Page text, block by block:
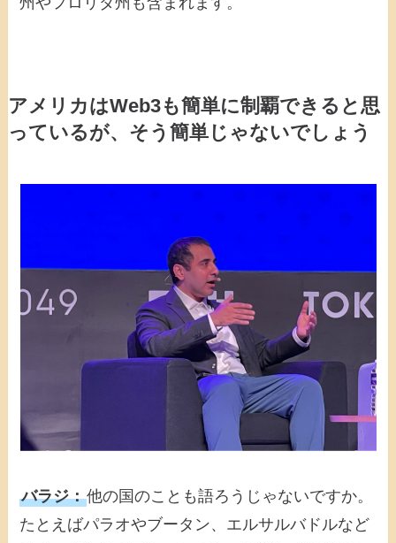
アメリカはWeb3も簡単に制覇できると思
っているが、そう簡単じゃないでしょう
バラジ：他の国のことも語ろうじゃないですか。
たとえばパラオやブータン、エルサルバドルなど